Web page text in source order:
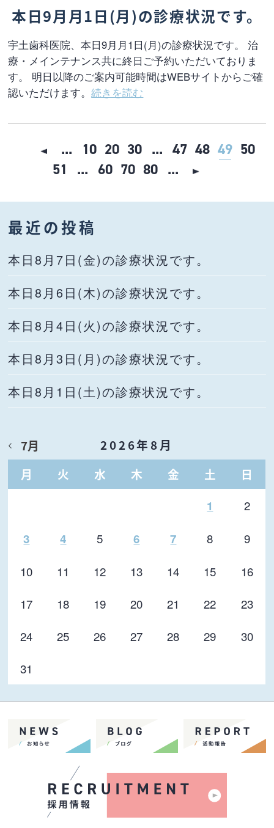
本日9月月1日(月)の診療状況です。
宇土歯科医院、本日9月月1日(月)の診療状況です。 治
療・メインテナンス共に終日ご予約いただいておりま
す。 明日以降のご案内可能時間はWEBサイトからご確
認いただけます。続きを読む
... 10 20 30 ... 47 48 49 50
51
... 60 70 80 ...
最近の投稿
本日8月7日(金)の診療状況です。
本日8月6日(木)の診療状況です。
本日8月4日(火)の診療状況です。
本日8月3日(月)の診療状況です。
本日8月1日(土)の診療状況です。
2026年8月
月
火 水 木 金 土 日
7月
1 2
3 4 5 6 7 8
9
10
11 12 13 14 15
16
17
18 19 20 21 22
23
24
25 26 27 28 29
30
31